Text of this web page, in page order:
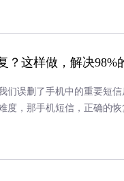
？这样做，解决98%
们误删了手机中的重要短
度，那手机短信，正确的